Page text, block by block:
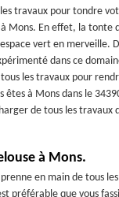
travaux pour tondre
Mons. En effet, la tonte
vert en merveille.
dans ce
les travaux pour
êtes à Mons dans le
de tous les travaux
à Mons.
en main de tous
préférable que vous